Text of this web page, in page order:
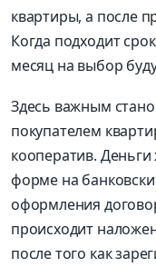
квартиры, а после
Когда подходит
месяц на выбор
Здесь важным
покупателем
кооператив.
форме на
оформления
происходит
после того как